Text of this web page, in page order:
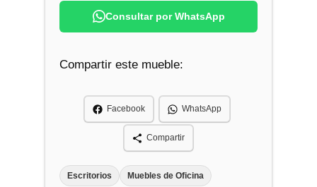
r
t
r
Consultar por WhatsApp
Compartir este mueble:
Facebook WhatsApp
Compartir
Escritorios Muebles de Oficina